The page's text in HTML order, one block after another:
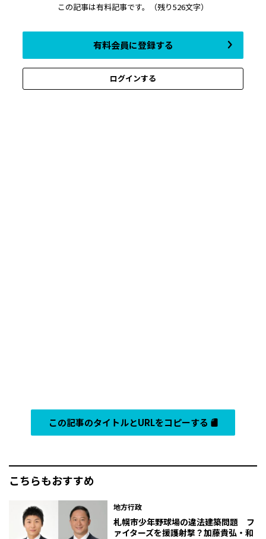
この記事は有料記事です。 （残り526文字）
有料会員に登録する
ログインする
この記事のタイトルとURLをコピーする
こちらもおすすめ
地方行政
札幌市少年野球場の違法建築問題 フ
ァイターズを援護射撃？加藤貴弘・和